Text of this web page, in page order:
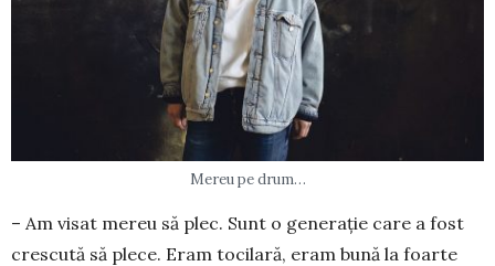
Mereu pe drum…
– Am visat mereu să plec. Sunt o generație care a fost
crescută să plece. Eram tocilară, eram bună la foarte